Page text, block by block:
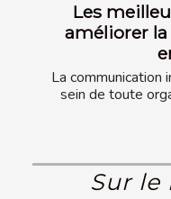
Les
améliorer
La communication
sein de toute
Sur le